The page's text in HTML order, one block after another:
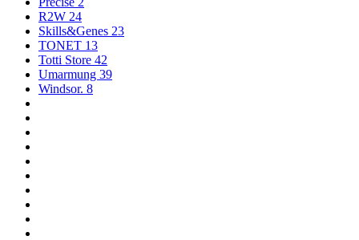
R2W 24
Skills&Genes 23
TONET 13
Totti Store 42
Umarmung 39
Windsor. 8